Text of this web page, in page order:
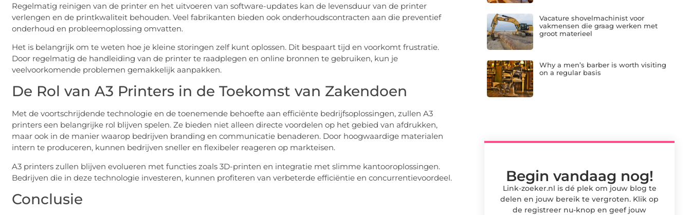
Regelmatig reinigen van de printer en het uitvoeren van software-updates kan de levensduur van de printer
verlengen en de printkwaliteit behouden. Veel fabrikanten bieden ook onderhoudscontracten aan die preventief
onderhoud en probleemoplossing omvatten.
Het is belangrijk om te weten hoe je kleine storingen zelf kunt oplossen. Dit bespaart tijd en voorkomt frustratie.
Door regelmatig de handleiding van de printer te raadplegen en online bronnen te gebruiken, kun je
veelvoorkomende problemen gemakkelijk aanpakken.
De Rol van A3 Printers in de Toekomst van Zakendoen
Met de voortschrijdende technologie en de toenemende behoefte aan efficiënte bedrijfsoplossingen, zullen A3
printers een belangrijke rol blijven spelen. Ze bieden niet alleen directe voordelen op het gebied van afdrukken,
maar ook in de manier waarop bedrijven branding en communicatie benaderen. Door hoogwaardige materialen
intern te produceren, kunnen bedrijven sneller en flexibeler reageren op markteisen.
A3 printers zullen blijven evolueren met functies zoals 3D-printen en integratie met slimme kantooroplossingen.
Bedrijven die in deze technologie investeren, kunnen profiteren van verbeterde efficiëntie en concurrentievoordeel.
Conclusie
Vacature shovelmachinist voor
vakmensen die graag werken met
groot materieel
Why a men’s barber is worth visiting
on a regular basis
Begin vandaag nog!
Link-zoeker.nl is dé plek om jouw blog te
delen en jouw bereik te vergroten. Klik op
de registreer nu-knop en geef jouw